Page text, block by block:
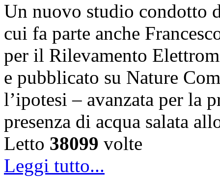
Un nuovo studio condotto
cui fa parte anche
per il Rilevamento
e pubblicato su Nature
l’ipotesi – avanzata per la
presenza di acqua salata
Letto 38099 volte
Leggi tutto...